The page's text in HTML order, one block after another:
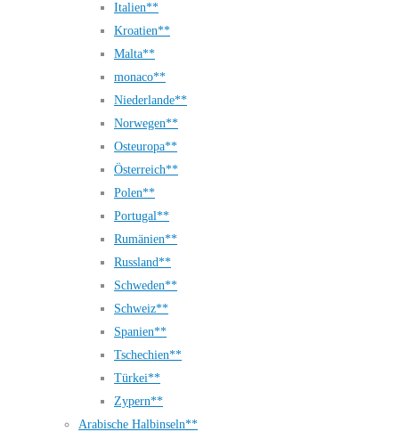
Italien**
Kroatien**
Malta**
monaco**
Niederlande**
Norwegen**
Osteuropa**
Österreich**
Polen**
Portugal**
Rumänien**
Russland**
Schweden**
Schweiz**
Spanien**
Tschechien**
Türkei**
Zypern**
Arabische Halbinseln**